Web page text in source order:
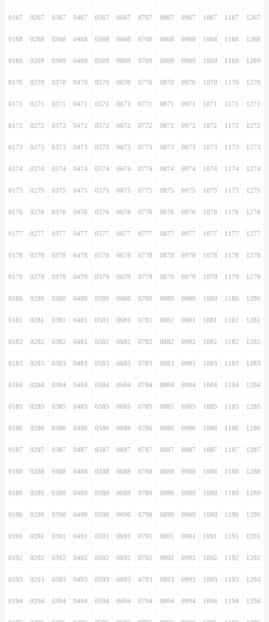
0167 0267 0367 0467 0567 0667 0767 0867 0967 1067 1167 1267
0168 0268 0368 0468 0568 0668 0768 0868 0968 1068 1168 1268
0169 0269 0369 0469 0569 0669 0769 0869 0969 1069 1169 1269
0170 0270 0370 0470 0570 0670 0770 0870 0970 1070 1170 1270
0171 0271 0371 0471 0571 0671 0771 0871 0971 1071 1171 1271
0172 0272 0372 0472 0572 0672 0772 0872 0972 1072 1172 1272
0173 0273 0373 0473 0573 0673 0773 0873 0973 1073 1173 1273
0174 0274 0374 0474 0574 0674 0774 0874 0974 1074 1174 1274
0175 0275 0375 0475 0575 0675 0775 0875 0975 1075 1175 1275
0176 0276 0376 0476 0576 0676 0776 0876 0976 1076 1176 1276
0177 0277 0377 0477 0577 0677 0777 0877 0977 1077 1177 1277
0178 0278 0378 0478 0578 0678 0778 0878 0978 1078 1178 1278
0179 0279 0379 0479 0579 0679 0779 0879 0979 1079 1179 1279
0180 0280 0380 0480 0580 0680 0780 0880 0980 1080 1180 1280
0181 0281 0381 0481 0581 0681 0781 0881 0981 1081 1181 1281
0182 0282 0382 0482 0582 0682 0782 0882 0982 1082 1182 1282
0183 0283 0383 0483 0583 0683 0783 0883 0983 1083 1183 1283
0184 0284 0384 0484 0584 0684 0784 0884 0984 1084 1184 1284
0185 0285 0385 0485 0585 0685 0785 0885 0985 1085 1185 1285
0186 0286 0386 0486 0586 0686 0786 0886 0986 1086 1186 1286
0187 0287 0387 0487 0587 0687 0787 0887 0987 1087 1187 1287
0188 0288 0388 0488 0588 0688 0788 0888 0988 1088 1188 1288
0189 0289 0389 0489 0589 0689 0789 0889 0989 1089 1189 1289
0190 0290 0390 0490 0590 0690 0790 0890 0990 1090 1190 1290
0191 0291 0391 0491 0591 0691 0791 0891 0991 1091 1191 1291
0192 0292 0392 0492 0592 0692 0792 0892 0992 1092 1192 1292
0193 0293 0393 0493 0593 0693 0793 0893 0993 1093 1193 1293
0194 0294 0394 0494 0594 0694 0794 0894 0994 1094 1194 1294